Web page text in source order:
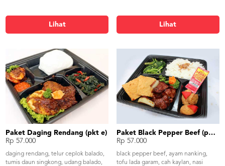
Lihat Lihat
Paket Daging Rendang (pkt e)
Rp 57.000
daging rendang, telur ceplok balado,
tumis daun singkong, udang balado,
Paket Black Pepper Beef (pkt f)
Rp 57.000
black pepper beef, ayam nanking,
tofu lada garam, cah kaylan, nasi